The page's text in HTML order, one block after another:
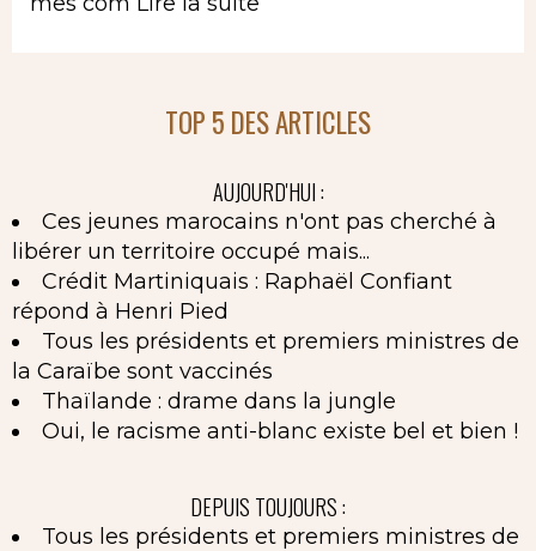
TOP 5 DES ARTICLES
AUJOURD'HUI :
Ces jeunes marocains n'ont pas cherché à
libérer un territoire occupé mais...
Crédit Martiniquais : Raphaël Confiant
répond à Henri Pied
Tous les présidents et premiers ministres de
la Caraïbe sont vaccinés
Thaïlande : drame dans la jungle
Oui, le racisme anti-blanc existe bel et bien !
DEPUIS TOUJOURS :
Tous les présidents et premiers ministres de